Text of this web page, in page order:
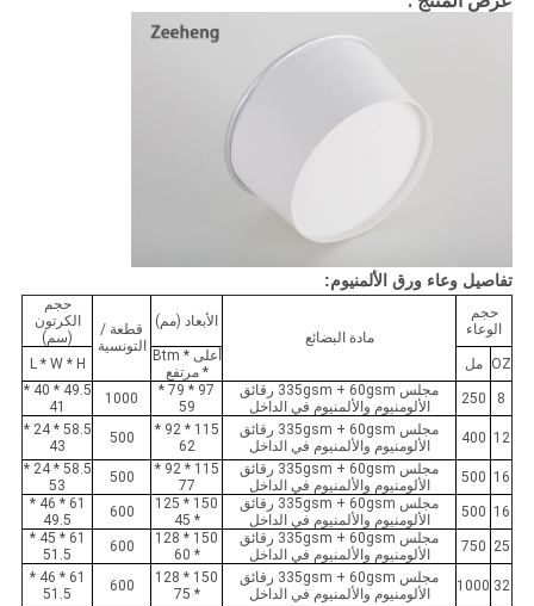
تفاصيل وعاء ورق الألمنيوم:
حجم
الوعاء
مادة البضائع
الأبعاد (مم)
قطعة /
التونسية
حجم
الكرتون
(سم)
OZ
مل
أعلى * Btm
* مرتفع
L * W * H
8
250
مجلس 335gsm + 60gsm رقائق
الألومنيوم والألمنيوم في الداخل
97 * 79 *
59
1000
49.5 * 40 *
41
12
400
مجلس 335gsm + 60gsm رقائق
الألومنيوم والألمنيوم في الداخل
115 * 92 *
62
500
58.5 * 24 *
43
16
500
مجلس 335gsm + 60gsm رقائق
الألومنيوم والألمنيوم في الداخل
115 * 92 *
77
500
58.5 * 24 *
53
16
500
مجلس 335gsm + 60gsm رقائق
الألومنيوم والألمنيوم في الداخل
150 * 125
* 45
600
61 * 46 *
49.5
25
750
مجلس 335gsm + 60gsm رقائق
الألومنيوم والألمنيوم في الداخل
150 * 128
* 60
600
61 * 45 *
51.5
32
1000
مجلس 335gsm + 60gsm رقائق
الألومنيوم والألمنيوم في الداخل
150 * 128
* 75
600
61 * 46 *
51.5